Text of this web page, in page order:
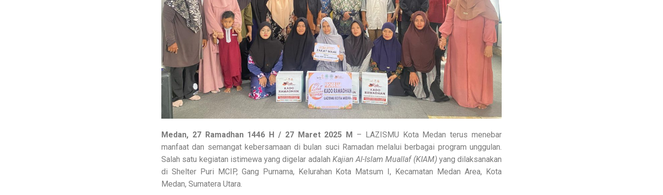
Medan, 27 Ramadhan 1446 H / 27 Maret 2025 M – LAZISMU Kota Medan terus menebar
manfaat dan semangat kebersamaan di bulan suci Ramadan melalui berbagai program unggulan.
Salah satu kegiatan istimewa yang digelar adalah Kajian Al-Islam Muallaf (KIAM)yang dilaksanakan
di Shelter Puri MCIP, Gang Purnama, Kelurahan Kota Matsum I, Kecamatan Medan Area, Kota
Medan, Sumatera Utara.